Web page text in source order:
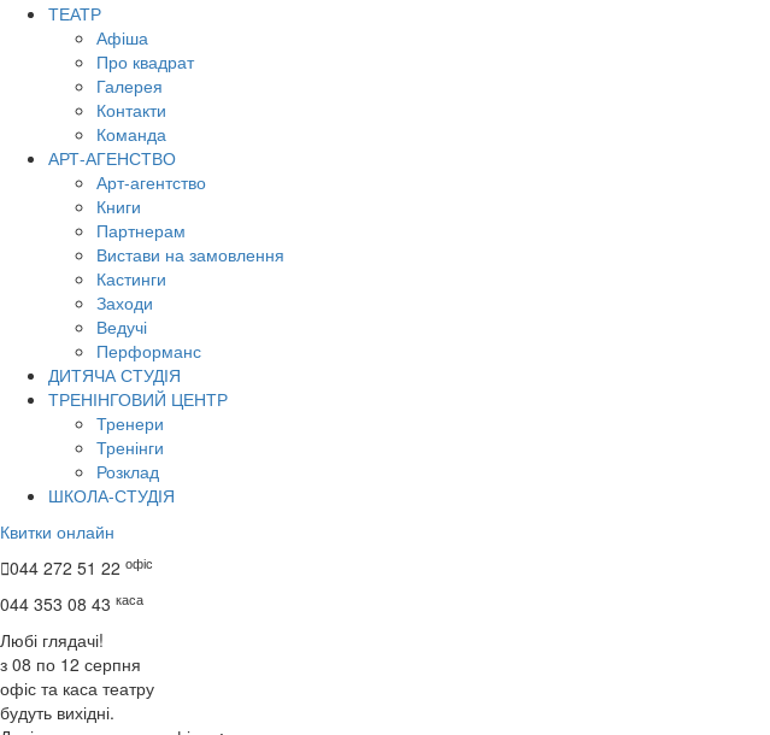
ТЕАТР
Афіша
Про квадрат
Галерея
Контакти
Команда
АРТ-АГЕНСТВО
Арт-агентство
Книги
Партнерам
Вистави на замовлення
Кастинги
Заходи
Ведучі
Перформанс
ДИТЯЧА СТУДІЯ
ТРЕНІНГОВИЙ ЦЕНТР
Тренери
Тренінги
Розклад
ШКОЛА-СТУДІЯ
Квитки онлайн
044 272 51 22 офіс
044 353 08 43 каса
Любі глядачі!
з 08 по 12 серпня
офіс та каса театру
будуть вихідні.